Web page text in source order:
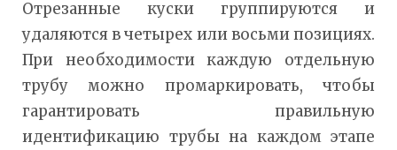
Отрезанные куски группируются и
удаляются в четырех или восьми позициях.
При необходимости каждую отдельную
трубу можно промаркировать, чтобы
гарантировать правильную
идентификацию трубы на каждом этапе